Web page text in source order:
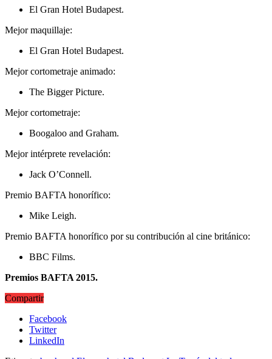
El Gran Hotel Budapest.
Mejor maquillaje:
El Gran Hotel Budapest.
Mejor cortometraje animado:
The Bigger Picture.
Mejor cortometraje:
Boogaloo and Graham.
Mejor intérprete revelación:
Jack O’Connell.
Premio BAFTA honorífico:
Mike Leigh.
Premio BAFTA honorífico por su contribución al cine británico:
BBC Films.
Premios BAFTA 2015.
Compartir
Facebook
Twitter
LinkedIn